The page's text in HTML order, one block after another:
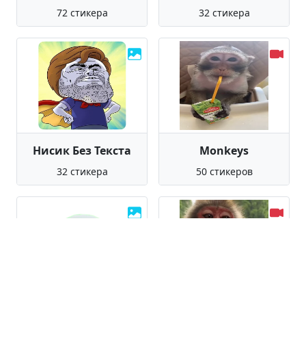
72 стикера 32 стикера
Нисик Без Текста
32 стикера
Monkeys
50 стикеров